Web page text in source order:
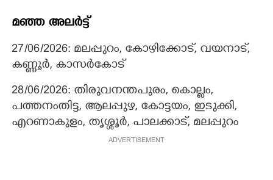
മഞ്ഞ അലർട്ട്
27/06/2026: മലപ്പുറം, കോഴിക്കോട്, വയനാട്,
കണ്ണൂർ, കാസർകോട്
28/06/2026: തിരുവനന്തപുരം, കൊല്ലം,
പത്തനംതിട്ട, ആലപ്പുഴ, കോട്ടയം, ഇടുക്കി,
എറണാകുളം, തൃശ്ശൂർ, പാലക്കാട്, മലപ്പുറം
ADVERTISEMENT